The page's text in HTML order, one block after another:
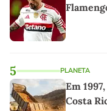
5 PLANETA
Em
Costa